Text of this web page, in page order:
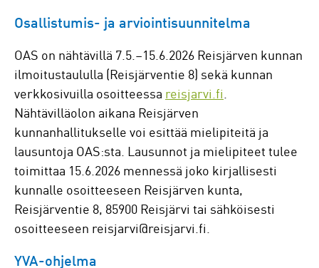
Osallistumis- ja arviointisuunnitelma
OAS on nähtävillä 7.5.–15.6.2026 Reisjärven kunnan
ilmoitustaululla (Reisjärventie 8) sekä kunnan
verkkosivuilla osoitteessa reisjarvi.fi
Nähtävilläolon aikana Reisjärven
kunnanhallitukselle voi esittää mielipiteitä ja
lausuntoja OAS:sta. Lausunnot ja mielipiteet tulee
toimittaa 15.6.2026 mennessä joko kirjallisesti
kunnalle osoitteeseen Reisjärven kunta,
Reisjärventie 8, 85900 Reisjärvi tai sähköisesti
osoitteeseen reisjarvi@reisjarvi.fi.
YVA-ohjelma